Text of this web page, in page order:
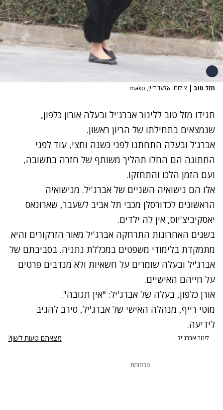
מזל טוב | צילום: אלעד דיין, mako
תגידו מזל טוב ללינור אברג'יל ובעלה אורון כלפון,
שנמצאים בתחילתו של הריון ראשון.
אברג'ל ובעלה התחתנו לפני כשנה וחצי, עוד לפני
החתונה הם החלו תהליך משותף של חזרה בתשובה,
ועם הזמן הלכו והתחזקו.
אלו הם נישואיה השניים של אברג'יל. מנישואיה
הראשונים לכדורסלן מכבי תל אביב לשעבר, שארונאס
יאסקיביצ'יוס, אין לה ילדים.
בשנים האחרונות התרחקה אברג'יל מאור הזרקורים והיא
מתמקדת בלימודי משפטים במכללת נתניה. בסביבתם של
אברג'יל ובעלה שומרים על חשאיות ולא מנדבים פרטים
על חייהם האישיים.
אורן כלפון, בעלה של אברג'יל: "אין תגובה".
מוטי רייף, מנהלה האישי של אברג'יל, סירב להגיב
לידיעה.
לינור אברג'יל מצאתם טעות לשון?
פרסומת